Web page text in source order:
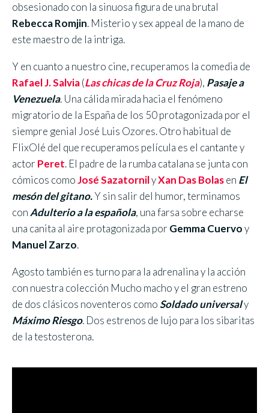
obsesionado con la sinuosa figura de una brutal
Rebecca Romjin. Misterio y sex appeal de la mano de
este maestro de la intriga.
Y en cuanto a nuestro cine, recuperamos la comedia de
Rafael J. Salvia(Las chicas de la Cruz Roja), Pasaje a
Venezuela. Una cálida mirada hacia el fenómeno
migratorio de la España de los 50 protagonizada por el
siempre genial José Luis Ozores. Otro habitual de
FlixOlé del que recuperamos película es el cantante y
actor Peret. El padre de la rumba catalana se junta con
cómicos comoJosé SazatornilyXan Das Bolasen El
mesón del gitano.Y sin salir del humor, terminamos
conAdulterio a la española, una farsa sobre echarse
una canita al aire protagonizada por Gemma Cuervoy
Manuel Zarzo.
Agosto también es turno para la adrenalina y la acción
con nuestra colección Mucho macho y el gran estreno
de dos clásicos noventeros comoSoldado universaly
Máximo Riesgo. Dos estrenos de lujo para los sibaritas
de la testosterona.